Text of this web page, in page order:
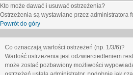
Kto może dawać i usuwać ostrzeżenia?
Ostrzeżenia są wystawiane przez administratora
Powrót do góry
Co oznaczają wartości ostrzeżeń (np. 1/3/6)?
Wartość ostrzeżenia jest odzwierciedleniem
może zostać pozbawiony możliwości